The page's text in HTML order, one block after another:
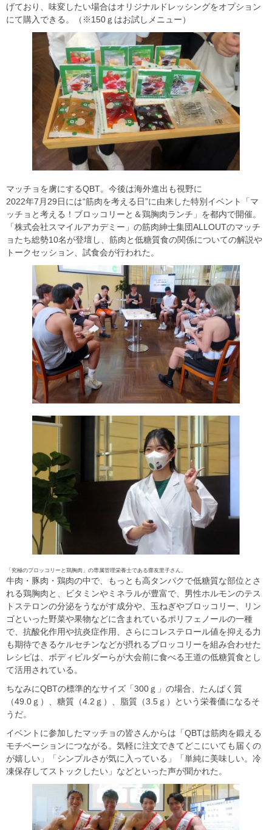
げており、味変したい場合はオリジナルドレッシングをオプション
にて購入できる。（※150ｇはお試しメニュー）
マッチョを虜にするQBT。今後は海外進出も視野に
2022年7月29日には“筋肉を考える日”に由来した特別イベント「マ
ッチョと考える！ブロッコリーと＆鶏胸肉ランチ」を都内で開催。
「株式会社スマイルアカデミー」の筋肉紳士集団ALLOUTのマッチ
ョたち総勢10名が登壇し、筋肉と低糖質食の関係についての解説や
トークセッション、試食会が行われた。
「究極のブロッコリーと鶏胸肉」の専属管理栄養士である齋友里子さん。
牛肉・豚肉・鶏肉の中で、もっとも高タンパクで低糖質な部位とさ
れる鶏胸肉と、ビタミンやミネラルが豊富で、男性ホルモンのテス
トステロンの分泌をうながす成分や、玉ねぎやブロッコリー、リン
ゴといった野菜や果物などに含まれているポリフェノールの一種
で、抗酸化作用や抗炎症作用、さらにコレステロール値を抑える力
も期待できるケルセチンなどが摂れるブロッコリーを組み合わせた
レシピは、ボディビルダーらが大会前に食べる王道の低糖質食とし
て活用されている。
ちなみにQBTの標準的なサイズ「300ｇ」の場合、たんぱく質
（49.0ｇ）、糖質（4.2ｇ）、脂質（3.5ｇ）という栄養価になるそ
うだ。
イベントに参加したマッチョの皆さんからは「QBTは筋肉を鍛える
モチベーションにつながる。気軽に注文できてどこにいても届くの
が嬉しい」「シンプルさが気に入っている」「単純に美味しい。冷
凍保存してストックしたい」などといった声が聞かれた。